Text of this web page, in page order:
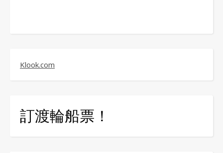
Klook.com
訂渡輪船票！